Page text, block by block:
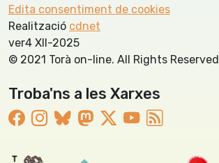
Edita consentiment de cookies
Realització cdnet
ver4 XII-2025
© 2021 Torà on-line. All Rights Reserved
Troba'ns a les Xarxes